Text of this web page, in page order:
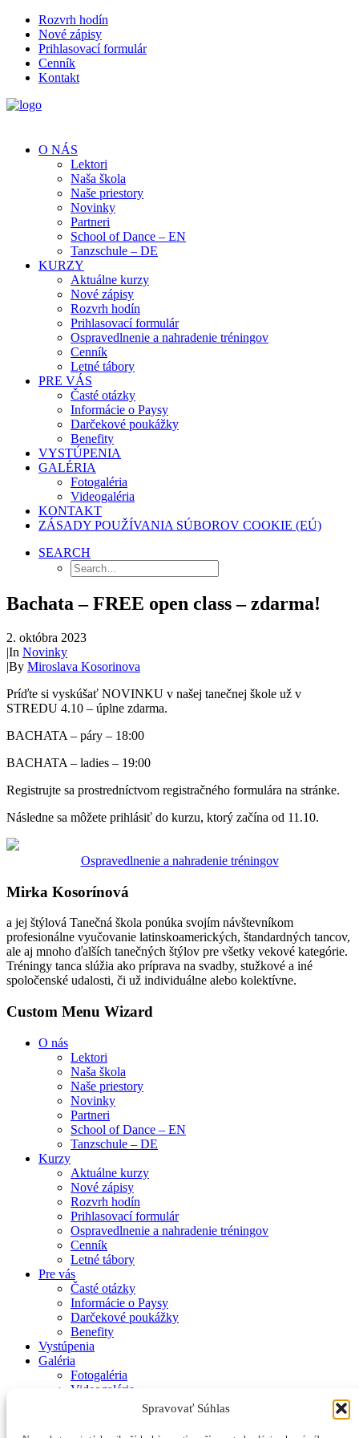
Spravovať Súhlas
Rozvrh hodín
Nové zápisy
Prihlasovací formulár
Cenník
Kontakt
O NÁS
Lektori
Naša škola
Naše priestory
Novinky
Partneri
School of Dance – EN
Tanzschule – DE
KURZY
Aktuálne kurzy
Nové zápisy
Rozvrh hodín
Prihlasovací formulár
Ospravedlnenie a nahradenie tréningov
Cenník
Letné tábory
PRE VÁS
Časté otázky
Informácie o Paysy
Darčekové poukážky
Benefity
VYSTÚPENIA
GALÉRIA
Fotogaléria
Videogaléria
KONTAKT
ZÁSADY POUŽÍVANIA SÚBOROV COOKIE (EÚ)
SEARCH
Bachata – FREE open class – zdarma!
2. októbra 2023
|In Novinky
|By Miroslava Kosorinova
Príďte si vyskúšať NOVINKU v našej tanečnej škole už v
STREDU 4.10 – úplne zdarma.
BACHATA – páry – 18:00
BACHATA – ladies – 19:00
Registrujte sa prostredníctvom registračného formulára na stránke.
Následne sa môžete prihlásiť do kurzu, ktorý začína od 11.10.
Ospravedlnenie a nahradenie tréningov
Mirka Kosorínová
a jej štýlová Tanečná škola ponúka svojím návštevníkom
profesionálne vyučovanie latinskoamerických, štandardných tancov,
ale aj mnoho ďalších tanečných štýlov pre všetky vekové kategórie.
Tréningy tanca slúžia ako príprava na svadby, stužkové a iné
spoločenské udalosti, či už individuálne alebo kolektívne.
Custom Menu Wizard
O nás
Lektori
Naša škola
Naše priestory
Novinky
Partneri
School of Dance – EN
Tanzschule – DE
Kurzy
Aktuálne kurzy
Nové zápisy
Rozvrh hodín
Prihlasovací formulár
Ospravedlnenie a nahradenie tréningov
Cenník
Letné tábory
Pre vás
Časté otázky
Informácie o Paysy
Darčekové poukážky
Benefity
Vystúpenia
Galéria
Fotogaléria
Videogaléria
Zásady používania súborov cookie (EÚ)